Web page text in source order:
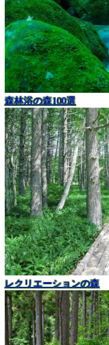
森林浴の森100選
レクリエーションの森